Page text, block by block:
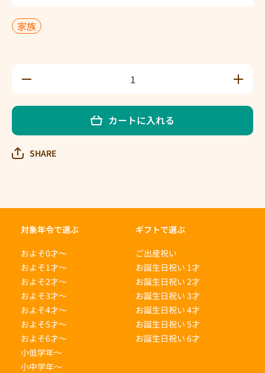
家族
ちっ
量を
ちっ
わほ
カートに入れる
SHARE
対象年令で選ぶ
およそ0才〜
およそ1才〜
およそ2才〜
およそ3才〜
およそ4才〜
およそ5才〜
およそ6才〜
小低学年〜
小中学年〜
ギフトで選ぶ
ご出産祝い
お誕生日祝い 1才
お誕生日祝い 2才
お誕生日祝い 3才
お誕生日祝い 4才
お誕生日祝い 5才
お誕生日祝い 6才